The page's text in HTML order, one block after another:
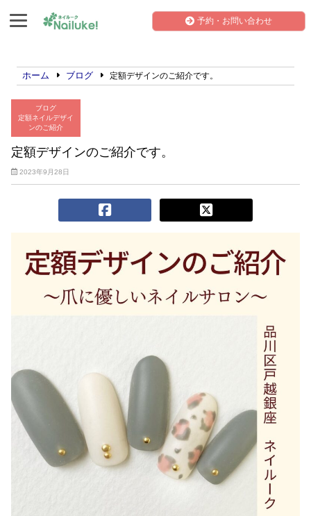
予約・お問い合わせ
ホーム ブログ 定額デザインのご紹介です。
ブログ
定額ネイルデザイ
ンのご紹介
定額デザインのご紹介です。
2023年9月28日